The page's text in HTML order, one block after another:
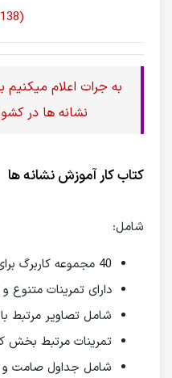
(138 صفحه)
به جرات اعلام میکنیم
نشانه ها در
کتاب کار آموزش نشانه ها
شامل:
40 مجموعه کاربرگ برای آموزش نشانه ها
دارای تمرینات
شامل تصاویر مرتبط
تمرینات مرتبط بخش
شامل جداول صامت و